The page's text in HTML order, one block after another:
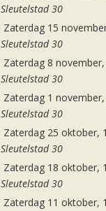
Sleutelstad 30
Zaterdag 15
Sleutelstad 30
Zaterdag 8
Sleutelstad 30
Zaterdag 1
Sleutelstad 30
Zaterdag 25 oktober,
Sleutelstad 30
Zaterdag 18 oktober,
Sleutelstad 30
Zaterdag 11 oktober,